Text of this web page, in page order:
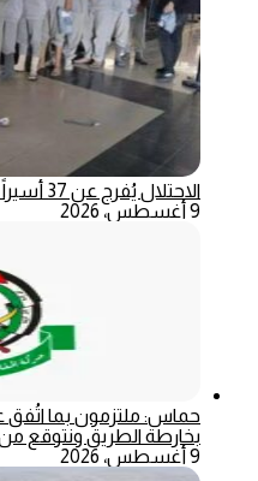
الاحتلال يُفرج عن 37 أسيراً من غزة
9 أغسطس، 2026
حماس: ملتزمون بما اتُفق
بخارطة الطريق ونتوقع من
9 أغسطس، 2026